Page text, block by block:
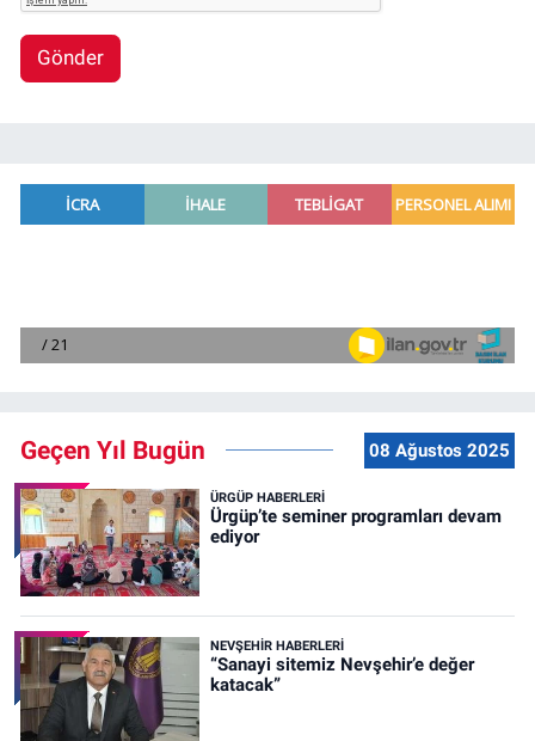
Gönder
Geçen Yıl Bugün 08 Ağustos 2025
ÜRGÜP HABERLERI
Ürgüp’te seminer programları devam
ediyor
NEVŞEHIR HABERLERI
“Sanayi sitemiz Nevşehir’e değer
katacak”